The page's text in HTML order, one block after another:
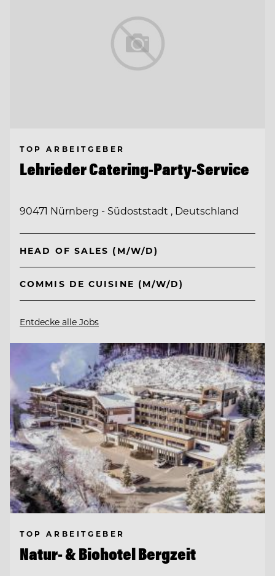
TOP ARBEITGEBER
Lehrieder Catering-Party-Service
90471 Nürnberg - Südoststadt , Deutschland
HEAD OF SALES (M/W/D)
COMMIS DE CUISINE (M/W/D)
Entdecke alle Jobs
TOP ARBEITGEBER
Natur- & Biohotel Bergzeit